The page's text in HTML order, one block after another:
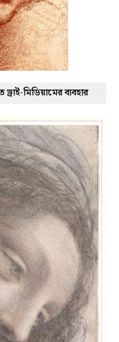
মিডিয়ামের ব্যবহার